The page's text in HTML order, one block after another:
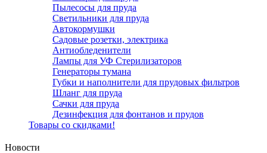
Пылесосы для пруда
Светильники для пруда
Автокормушки
Садовые розетки, электрика
Антиобледенители
Лампы для УФ Стерилизаторов
Генераторы тумана
Губки и наполнители для прудовых фильтров
Шланг для пруда
Сачки для пруда
Дезинфекция для фонтанов и прудов
Товары со скидками!
Новости